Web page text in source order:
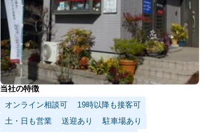
当社の特徴
オンライン相談可
19時以降も接客可
土・日も営業
送迎あり
駐車場あり